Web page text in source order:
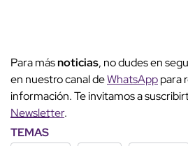
Para másnoticias, no dudes en
en nuestro canal deWhatsApppara
información. Te invitamos a
Newsletter.
TEMAS